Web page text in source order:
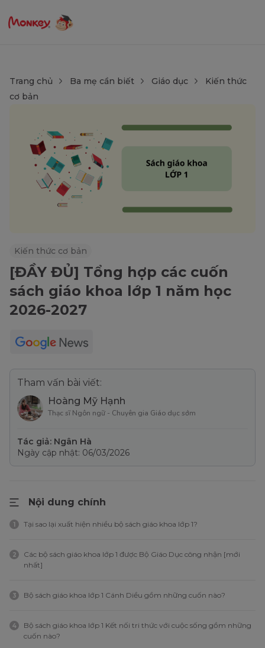
Trang chủ Ba mẹ cần biết Giáo dục
Kiến thức
cơ bản
Kiến thức cơ bản
[ĐẦY ĐỦ] Tổng hợp các cuốn
sách giáo khoa lớp 1 năm học
2026-2027
Tham vấn bài viết:
Hoàng Mỹ Hạnh
Thạc sĩ Ngôn ngữ - Chuyên gia Giáo dục sớm
Tác giả: Ngân Hà
Ngày cập nhật: 06/03/2026
Nội dung chính
1 Tại sao lại xuất hiện nhiều bộ sách giáo khoa lớp 1?
2
Các bộ sách giáo khoa lớp 1 được Bộ Giáo Dục công nhận [mới
nhất]
3 Bộ sách giáo khoa lớp 1 Cánh Diều gồm những cuốn nào?
4
Bộ sách giáo khoa lớp 1 Kết nối tri thức với cuộc sống gồm những
cuốn nào?